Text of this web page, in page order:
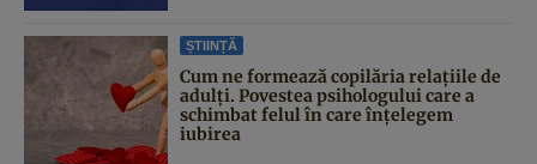
ȘTIINȚĂ
Cum ne formează copilăria relațiile de
adulți. Povestea psihologului care a
schimbat felul în care înțelegem
iubirea